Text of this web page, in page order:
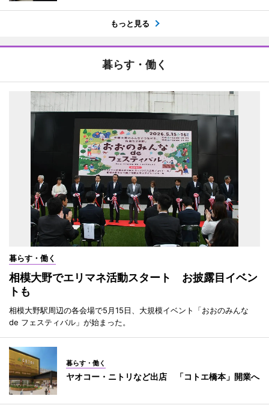
もっと見る
暮らす・働く
暮らす・働く
相模大野でエリマネ活動スタート お披露目イベン
トも
相模大野駅周辺の各会場で5月15日、大規模イベント「おおのみんな
de フェスティバル」が始まった。
暮らす・働く
ヤオコー・ニトリなど出店 「コトエ橋本」開業へ